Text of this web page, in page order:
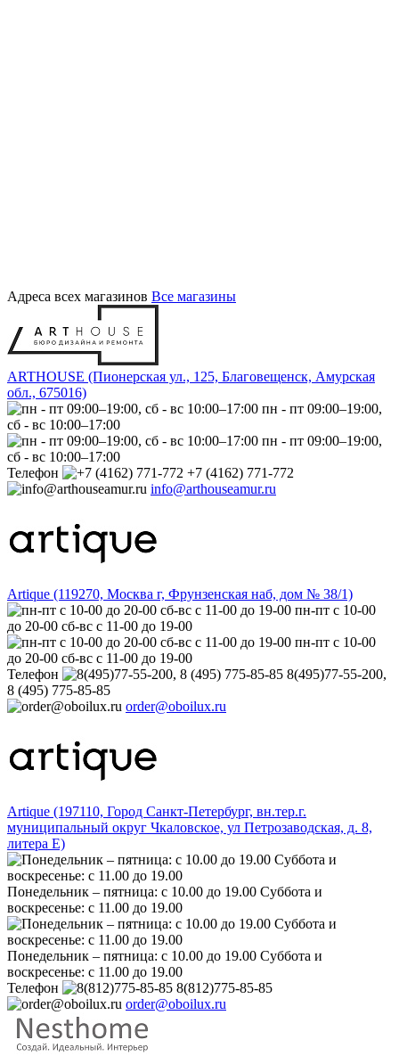
Адреса всех магазинов Все магазины
ARTHOUSE (Пионерская ул., 125, Благовещенск, Амурская
обл., 675016)
пн - пт 09:00–19:00,
сб - вс 10:00–17:00
пн - пт 09:00–19:00,
сб - вс 10:00–17:00
Телефон
+7 (4162) 771-772
info@arthouseamur.ru
Artique (119270, Москва г, Фрунзенская наб, дом № 38/1)
пн-пт с 10-00
до 20-00 сб-вс с 11-00 до 19-00
пн-пт с 10-00
до 20-00 сб-вс с 11-00 до 19-00
Телефон
8(495)77-55-200,
8 (495) 775-85-85
order@oboilux.ru
Artique (197110, Город Санкт-Петербург, вн.тер.г.
муниципальный округ Чкаловское, ул Петрозаводская, д. 8,
литера Е)
Понедельник – пятница: с 10.00 до 19.00 Суббота и
воскресенье: с 11.00 до 19.00
Понедельник – пятница: с 10.00 до 19.00 Суббота и
воскресенье: с 11.00 до 19.00
Телефон
8(812)775-85-85
order@oboilux.ru